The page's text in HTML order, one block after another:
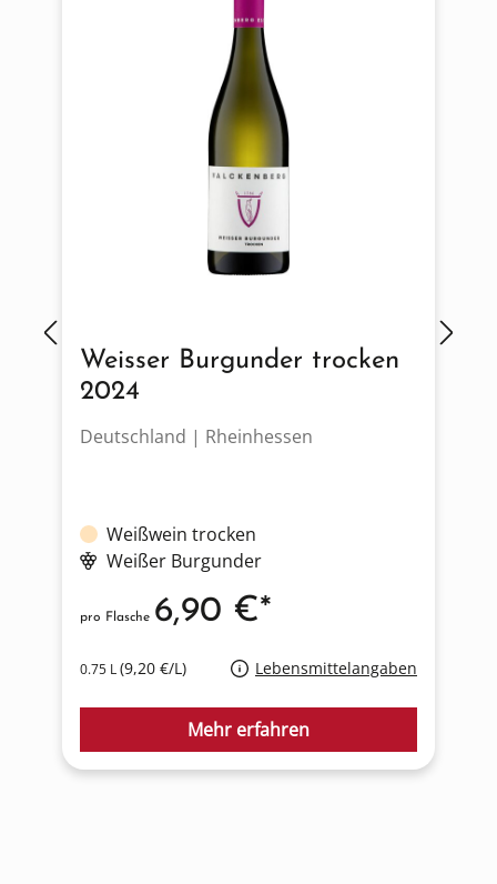
Weisser Burgunder trocken
2024
Deutschland | Rheinhessen
Weißwein trocken
Weißer Burgunder
0.75 L(9,20 €/L) Lebensmittelangaben
pro Flasche 6,90 €*
Mehr erfahren